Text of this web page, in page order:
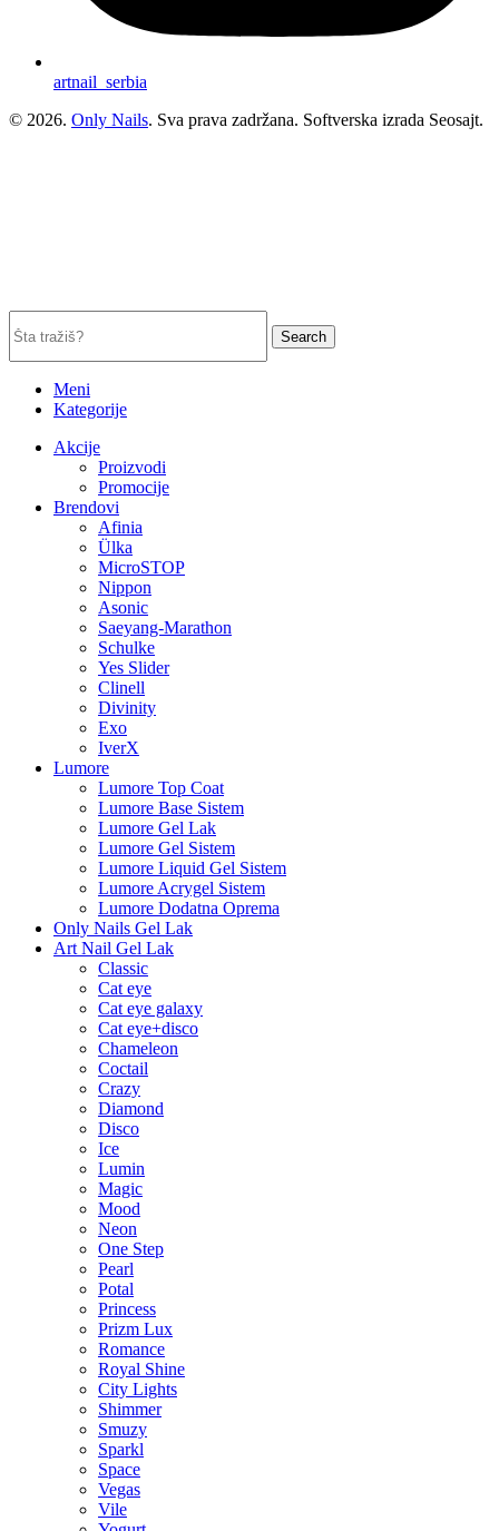
artnail_serbia
© 2026. Only Nails. Sva prava zadržana. Softverska izrada Seosajt.
Search
Meni
Kategorije
Akcije
Proizvodi
Promocije
Brendovi
Afinia
Ülka
MicroSTOP
Nippon
Asonic
Saeyang-Marathon
Schulke
Yes Slider
Clinell
Divinity
Exo
IverX
Lumore
Lumore Top Coat
Lumore Base Sistem
Lumore Gel Lak
Lumore Gel Sistem
Lumore Liquid Gel Sistem
Lumore Acrygel Sistem
Lumore Dodatna Oprema
Only Nails Gel Lak
Art Nail Gel Lak
Classic
Cat eye
Cat eye galaxy
Cat eye+disco
Chameleon
Coctail
Crazy
Diamond
Disco
Ice
Lumin
Magic
Mood
Neon
One Step
Pearl
Potal
Princess
Prizm Lux
Romance
Royal Shine
City Lights
Shimmer
Smuzy
Sparkl
Space
Vegas
Vile